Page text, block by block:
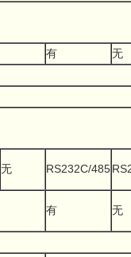
有
无
无 RS232C/485
有 无